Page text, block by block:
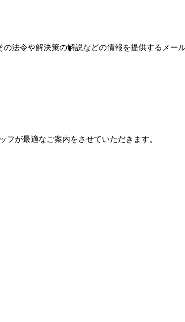
法令や解決策の解説などの情報を提供するメー
が最適なご案内をさせていただきます。